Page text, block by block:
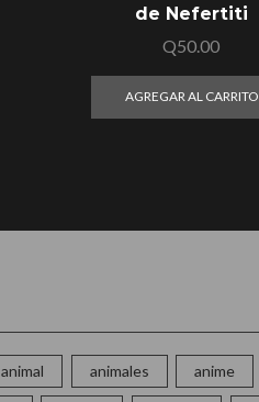
de Nefertiti
Q50.00
AGREGAR AL CARRITO
animal animales anime